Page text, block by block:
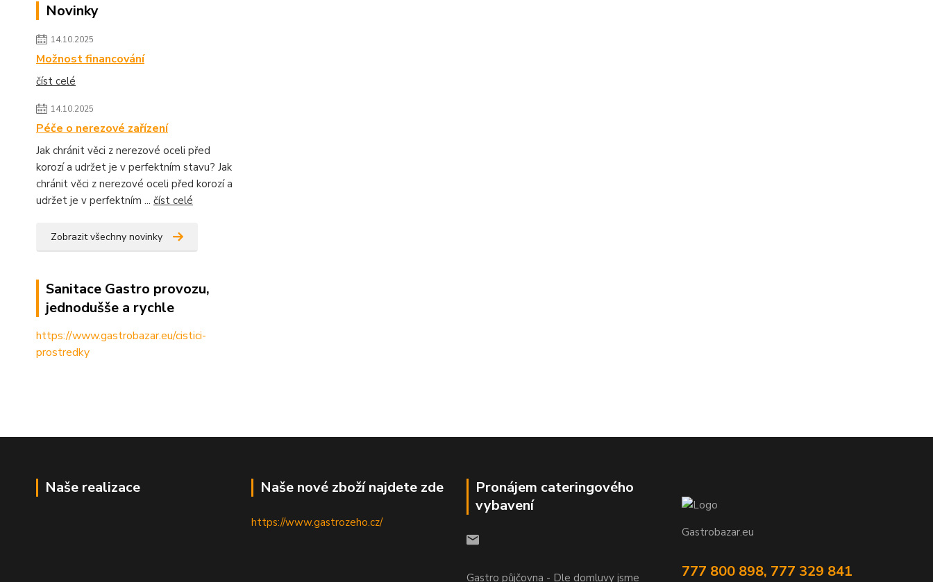
Novinky
14.10.2025
Možnost financování
číst celé
14.10.2025
Péče o nerezové zařízení
Jak chránit věci z nerezové oceli před
korozí a udržet je v perfektním stavu? Jak
chránit věci z nerezové oceli před korozí a
udržet je v perfektním ... číst celé
Zobrazit všechny novinky
Sanitace Gastro provozu,
jednodušše a rychle
https://www.gastrobazar.eu/cistici-
prostredky
Naše realizace Naše nové zboží najdete zde
https://www.gastrozeho.cz/
Pronájem cateringového
vybavení
Gastro půjčovna - Dle domluvy jsme
Gastrobazar.eu
777 800 898, 777 329 841